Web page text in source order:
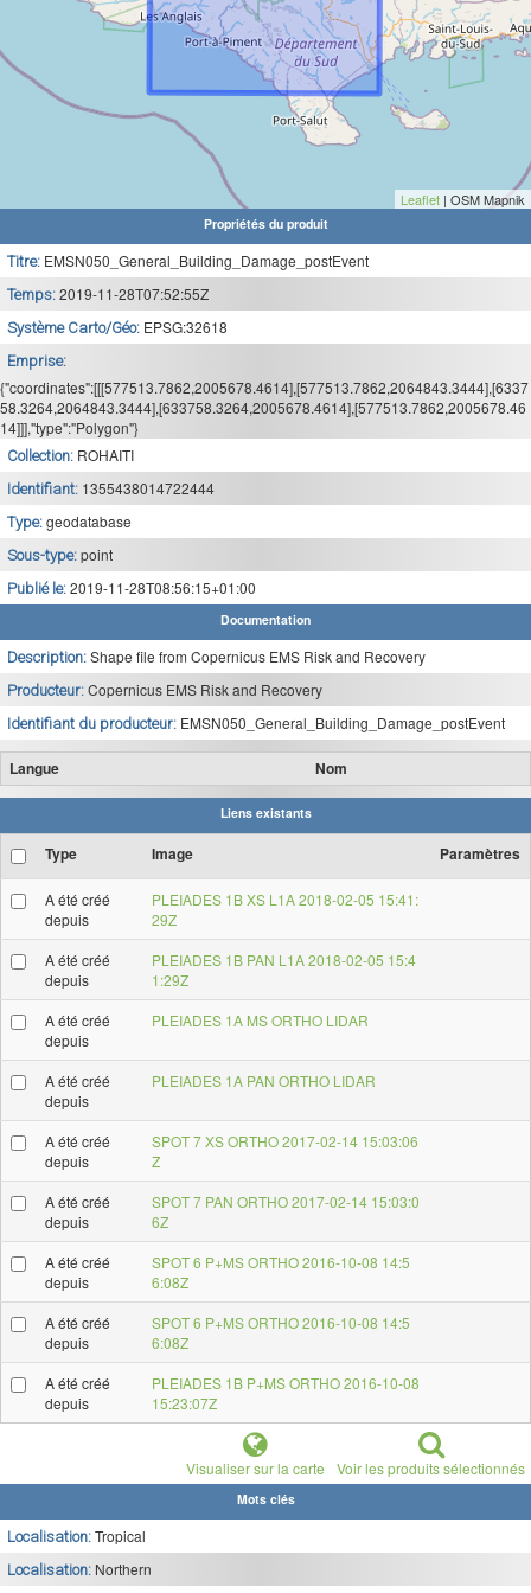
Leaflet | OSM Mapnik
Propriétés du produit
Titre: EMSN050_General_Building_Damage_postEvent
Temps: 2019-11-28T07:52:55Z
Système Carto/Géo: EPSG:32618
Emprise:
{"coordinates":[[[577513.7862,2005678.4614],[577513.7862,2064843.3444],[6337
58.3264,2064843.3444],[633758.3264,2005678.4614],[577513.7862,2005678.46
14]]],"type":"Polygon"}
Collection: ROHAITI
Identifiant: 1355438014722444
Type: geodatabase
Sous-type: point
Publié le: 2019-11-28T08:56:15+01:00
Documentation
Description: Shape file from Copernicus EMS Risk and Recovery
Producteur: Copernicus EMS Risk and Recovery
Identifiant du producteur: EMSN050_General_Building_Damage_postEvent
Langue Nom
Liens existants
Type Image Paramètres
A été créé
depuis
PLEIADES 1B XS L1A 2018-02-05 15:41:
29Z
A été créé
depuis
PLEIADES 1B PAN L1A 2018-02-05 15:4
1:29Z
A été créé
depuis
PLEIADES 1A MS ORTHO LIDAR
A été créé
depuis
PLEIADES 1A PAN ORTHO LIDAR
A été créé
depuis
SPOT 7 XS ORTHO 2017-02-14 15:03:06
Z
A été créé
depuis
SPOT 7 PAN ORTHO 2017-02-14 15:03:0
6Z
A été créé
depuis
SPOT 6 P+MS ORTHO 2016-10-08 14:5
6:08Z
A été créé
depuis
SPOT 6 P+MS ORTHO 2016-10-08 14:5
6:08Z
A été créé
depuis
PLEIADES 1B P+MS ORTHO 2016-10-08
15:23:07Z
Visualiser sur la carte Voir les produits sélectionnés
Mots clés
Localisation: Tropical
Localisation: Northern